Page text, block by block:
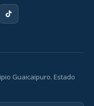
Guaicaipuro. Estado